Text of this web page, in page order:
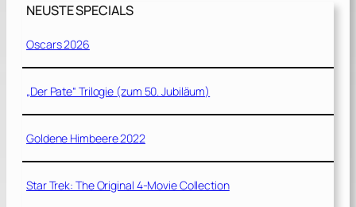
NEUSTE SPECIALS
Oscars 2026
„Der Pate“ Trilogie (zum 50. Jubiläum)
Goldene Himbeere 2022
Star Trek: The Original 4-Movie Collection